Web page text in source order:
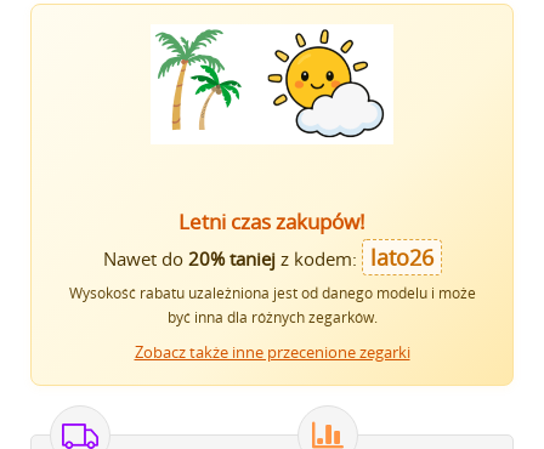
Letni czas zakupów!
Nawet do 20% taniejz kodem: lato26
Wysokość rabatu uzależniona jest od danego modelu i może
być inna dla różnych zegarków.
Zobacz także inne przecenione zegarki